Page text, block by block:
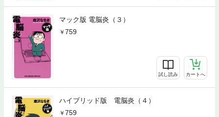
マック版 電脳炎（３）
759
試し読み カートへ
ハイブリッド版 電脳炎（４）
759